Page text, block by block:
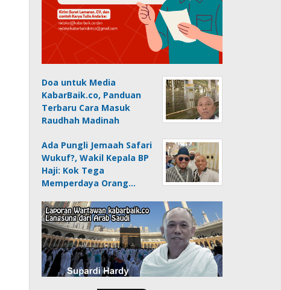
Doa untuk Media
KabarBaik.co, Panduan
Terbaru Cara Masuk
Raudhah Madinah
Ada Pungli Jemaah Safari
Wukuf?, Wakil Kepala BP
Haji: Kok Tega
Memperdaya Orang…